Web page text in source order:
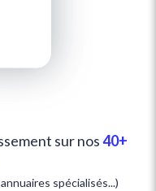
sur nos40+
spécialisés...)